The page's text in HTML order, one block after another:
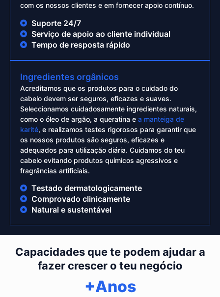
com os nossos clientes e em fornecer apoio contínuo.
Suporte 24/7
Serviço de apoio ao cliente individual
Tempo de resposta rápido
Ingredientes orgânicos
Acreditamos que os produtos para o cuidado do
cabelo devem ser seguros, eficazes e suaves.
Seleccionamos cuidadosamente ingredientes naturais,
como o óleo de argão, a queratina e a manteiga de
karité, e realizamos testes rigorosos para garantir que
os nossos produtos são seguros, eficazes e
adequados para utilização diária. Cuidamos do teu
cabelo evitando produtos químicos agressivos e
fragrâncias artificiais.
Testado dermatologicamente
Comprovado clinicamente
Natural e sustentável
Capacidades que te podem ajudar a
fazer crescer o teu negócio
+Anos